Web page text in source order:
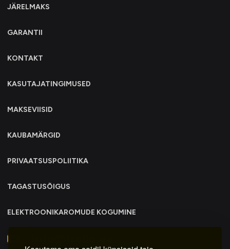
JÄRELMAKS
GARANTII
KONTAKT
KASUTAJATINGIMUSED
MAKSEVIISID
KAUBAMÄRGID
PRIVAATSUSPOLIITIKA
TAGASTUSÕIGUS
ELEKTROONIKAROMUDE KOGUMINE